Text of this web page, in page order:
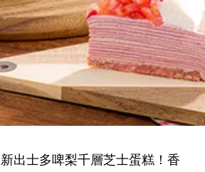
新出士多啤梨千層芝士蛋糕！香